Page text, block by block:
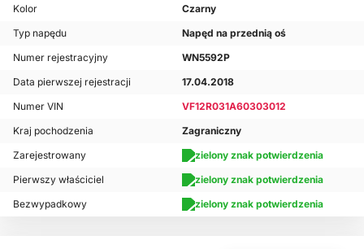
Kolor
Czarny
Typ napędu
Napęd na przednią oś
Numer rejestracyjny
WN5592P
Data pierwszej rejestracji
17.04.2018
Numer VIN
VF12R031A60303012
Kraj pochodzenia
Zagraniczny
Zarejestrowany
Pierwszy właściciel
Bezwypadkowy